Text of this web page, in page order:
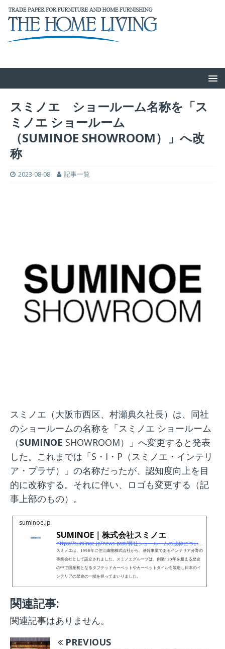
スミノエ ショールーム名称を「ス
ミノエ ショールーム
（SUMINOE SHOWROOM）」へ改
称
2023-08-08 記事一覧
スミノエ（大阪市西区、村瀬典久社長）は、同社
のショールームの名称を「スミノエ ショールーム
（SUMINOE SHOWROOM）」へ変更すると発表
した。これまでは「S・I・P（スミノエ・インテリ
ア・プラザ）」の名称だったが、認知度向上を目
的に改称する。それに伴い、ロゴも変更する（記
事上部のもの）。
suminoe.jp
SUMINOE｜株式会社スミノエ
スミノエは、1998年に住江織物株式会社から、基幹事業であるインテリア分野の
事業会社として設立されました。スミノエグループは、創業130年を超える歴史
の中で国産初となるタフテッドカーペットやカーペットタイルを製造し日本のイ
ンテリアの歴史の一端を担ってまいりました。
関連記事:
関連記事はありません。
PREVIOUS